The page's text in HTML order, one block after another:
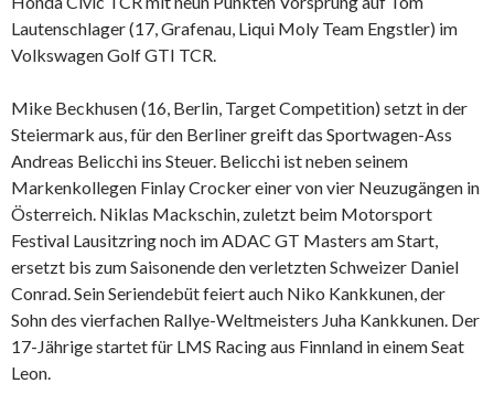
Lautenschlager (17, Grafenau, Liqui Moly Team Engstler) im
Volkswagen Golf GTI TCR.
Mike Beckhusen (16, Berlin, Target Competition) setzt in der
Steiermark aus, für den Berliner greift das Sportwagen-Ass
Andreas Belicchi ins Steuer. Belicchi ist neben seinem
Markenkollegen Finlay Crocker einer von vier Neuzugängen in
Österreich. Niklas Mackschin, zuletzt beim Motorsport
Festival Lausitzring noch im ADAC GT Masters am Start,
ersetzt bis zum Saisonende den verletzten Schweizer Daniel
Conrad. Sein Seriendebüt feiert auch Niko Kankkunen, der
Sohn des vierfachen Rallye-Weltmeisters Juha Kankkunen. Der
17-Jährige startet für LMS Racing aus Finnland in einem Seat
Leon.